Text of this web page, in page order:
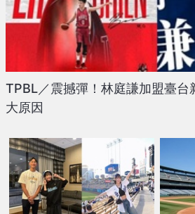
TPBL／震撼彈！林庭謙加盟臺
大原因